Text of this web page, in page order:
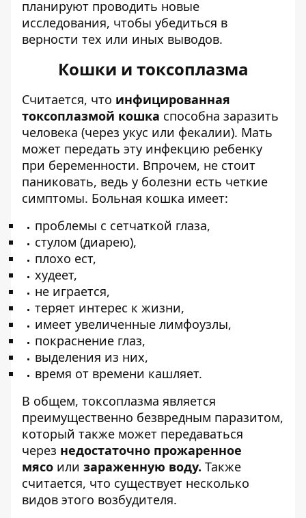
планируют проводить новые
исследования, чтобы убедиться в
верности тех или иных выводов.
Кошки и токсоплазма
Считается, что инфицированная
токсоплазмой кошка способна заразить
человека (через укус или фекалии). Мать
может передать эту инфекцию ребенку
при беременности. Впрочем, не стоит
паниковать, ведь у болезни есть четкие
симптомы. Больная кошка имеет:
проблемы с сетчаткой глаза,
стулом (диарею),
плохо ест,
худеет,
не играется,
теряет интерес к жизни,
имеет увеличенные лимфоузлы,
покраснение глаз,
выделения из них,
время от времени кашляет.
В общем, токсоплазма является
преимущественно безвредным паразитом,
который также может передаваться
через недостаточно прожаренное
мясо или зараженную воду. Также
считается, что существует несколько
видов этого возбудителя.